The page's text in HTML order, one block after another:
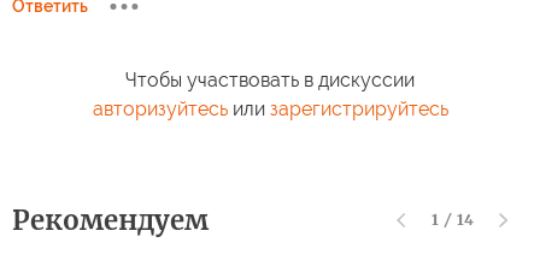
Ответить
Чтобы участвовать в дискуссии
авторизуйтесьили зарегистрируйтесь
Рекомендуем 1 / 14